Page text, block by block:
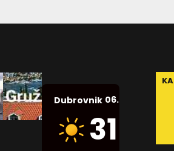
Dubrovnik 06.08.2026.
31